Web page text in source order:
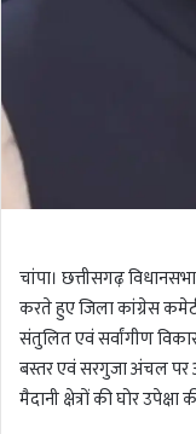
चांपा। छत्तीसगढ़ विधानसभा
करते हुए जिला कांग्रेस
संतुलित एवं सर्वांगीण
बस्तर एवं सरगुजा अंचल
मैदानी क्षेत्रों की घोर उपेक्षा